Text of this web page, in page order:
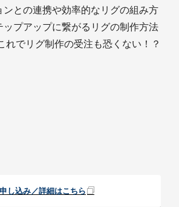
ンとの連携や効率的なリグの組み方
ップアップに繋がるリグの制作方法
れでリグ制作の受注も恐くない！？
し込み／詳細はこちら